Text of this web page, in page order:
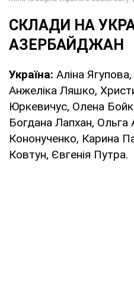
СКЛАДИ НА
АЗЕРБАЙДЖАН
Україна: Аліна
Анжеліка Ляшко,
Юркевичус, Олена
Богдана Лапхан, Ольга
Кононученко, Карина
Ковтун, Євгенія Путра.